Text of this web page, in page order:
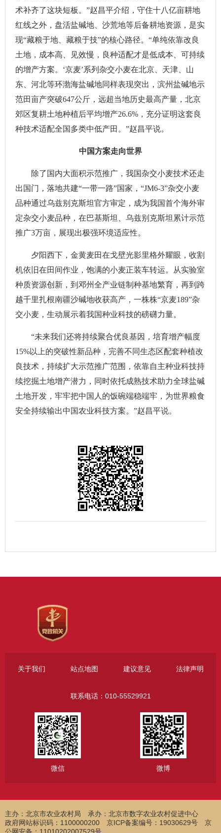
术补齐了这块短板。”赵昌平介绍，守住十八亿亩耕地
红线之外，盘活盐碱地、沙荒地等后备耕地资源，是实
现“藏粮于地、藏粮于技”的核心路径。“单纯依靠改良
土地，成本高、见效慢，良种适配才是低成本、可持续
的增产方案。‘京麦’系列杂交小麦在北京、天津、山
东、河北等环渤海盐碱地同样表现突出，滨州盐碱地示
范田亩产突破647公斤，远超当地历史最高产量，北京
郊区复耕土地种植后平均增产26.6%，充分证明这套良
种技术适配全国多类中低产田。”赵昌平说。
中国方案走向世界
除了国内大面积示范推广，我国杂交小麦技术还走
出国门，落地共建“一带一路”国家，“JM6-3”杂交小麦
品种通过乌兹别克斯坦官方审定，成为我国首个海外审
定杂交小麦品种，在巴基斯坦、乌兹别克斯坦累计示范
推广3万亩，展现出极强环境适应性。
夕阳西下，金黄麦田在戈壁光影里格外耀眼，收割
机依旧在田间作业，饱满的小麦正装车转运。从实验室
种质资源创新，到邓州全产业链制种基地繁育，再到跨
越千里扎根南疆沙碱地收获高产，一株株“京麦189”杂
交小麦，生动展示着我国种业科技的磅礴力量。
“未来我们还将持续聚合优良基因，培育增产幅度
15%以上的突破性新品种，完善不同生态区配套种植改
良技术，持续扩大示范推广范围，依靠自主种业科技持
续挖掘土地增产潜力，同时依托成熟技术助力全球盐碱
土地开发，牢牢把中国人的饭碗端稳端牢，为世界粮食
安全持续输出中国农业科技方案。”赵昌平说。
关于我们 站点地图 建议意见 法律声明
联系电话：010-55529921
微信 微博
主办：北京市农业农村局
承办：北京市数字农业农村促进中心
政府网站标识码：1100000200 京ICP备案编号：19030629号 京
公网安备：11010202007529号